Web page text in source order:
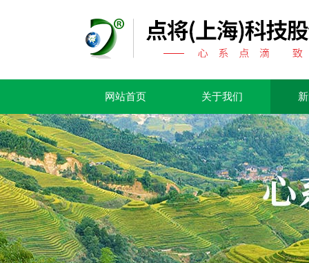
网站首页 关于我们